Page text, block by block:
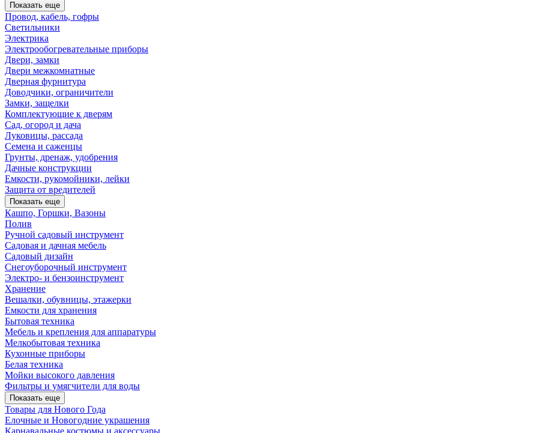
Показать еще
Провод, кабель, гофры
Светильники
Электрика
Электрообогревательные приборы
Двери, замки
Двери межкомнатные
Дверная фурнитура
Доводчики, ограничители
Замки, защелки
Комплектующие к дверям
Сад, огород и дача
Луковицы, рассада
Семена и саженцы
Грунты, дренаж, удобрения
Дачные конструкции
Емкости, рукомойники, лейки
Защита от вредителей
Показать еще
Кашпо, Горшки, Вазоны
Полив
Ручной садовый инструмент
Садовая и дачная мебель
Садовый дизайн
Снегоуборочный инструмент
Электро- и бензоинструмент
Хранение
Вешалки, обувницы, этажерки
Емкости для хранения
Бытовая техника
Мебель и крепления для аппаратуры
Мелкобытовая техника
Кухонные приборы
Белая техника
Мойки высокого давления
Фильтры и умягчители для воды
Показать еще
Товары для Нового Года
Елочные и Новогодние украшения
Карнавальные костюмы и аксессуары